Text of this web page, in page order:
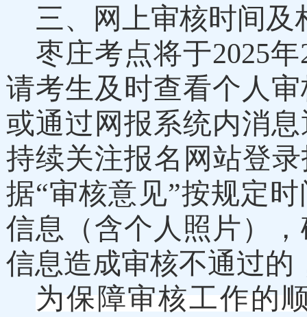
三、网上审核时间及
枣庄考点将于2025年
请考生及时查看个人
或通过网报系统内消
持续关注报名网站登
据“审核意见”按规定
信息（含个人照片）
信息造成审核不通过的
为保障审核工作的